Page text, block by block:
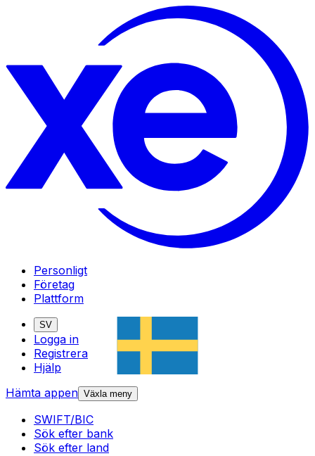
Personligt
Företag
Plattform
SV
Logga in
Registrera
Hjälp
Hämta appen Växla meny
SWIFT/BIC
Sök efter bank
Sök efter land